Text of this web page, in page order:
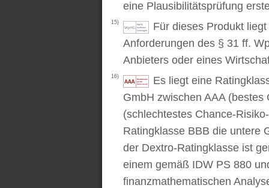
eine Plausibilitätsprüfung
15)
Für dieses Produkt
Anforderungen des § 31 ff.
Anbieters oder eines
16)
Es liegt eine
GmbH zwischen AAA
(schlechtestes Chance-
Ratingklasse BBB die untere
der Dextro-Ratingklasse ist
einem gemäß IDW PS 880
finanzmathematischen